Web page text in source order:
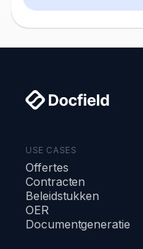
USE CASES
Offertes
Contracten
Beleidstukken
OER
Documentgeneratie